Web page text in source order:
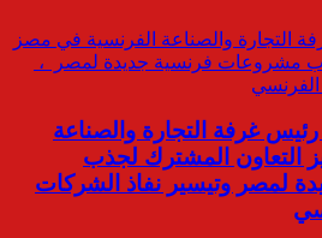
غرفة التجارة والصناعة
التعاون المشترك لجذب
لمصر وتيسير نفاذ الشركات